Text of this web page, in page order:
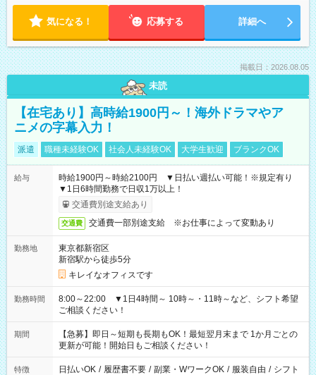
気になる！ 応募する 詳細へ
掲載日：2026.08.05
未読
【在宅あり】高時給1900円～！海外ドラマやア
ニメの字幕入力！
派遣 職種未経験OK 社会人未経験OK 大学生歓迎 ブランクOK
給与
時給1900円～時給2100円 ▼日払い週払い可能！※規定有り
▼1日6時間勤務で日収1万以上！
交通費別途支給あり
交通費 交通費一部別途支給 ※お仕事によって変動あり
勤務地
東京都新宿区
新宿駅から徒歩5分
キレイなオフィスです
勤務時間
8:00～22:00 ▼1日4時間～ 10時～・11時～など、シフト希望
ご相談ください！
期間
【急募】即日～短期も長期もOK！最短翌月末まで 1か月ごとの
更新が可能！開始日もご相談ください！
特徴 日払いOK / 履歴書不要 / 副業・WワークOK / 服装自由 / シフト